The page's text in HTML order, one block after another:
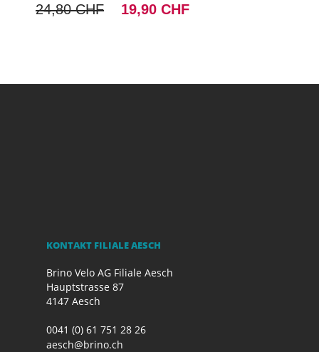
24,80 CHF 19,90 CHF
KONTAKT FILIALE AESCH
Brino Velo AG Filiale Aesch
Hauptstrasse 87
4147 Aesch
0041 (0) 61 751 28 26
aesch@brino.ch